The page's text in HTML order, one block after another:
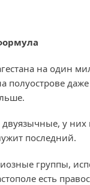
на один
полуострове
у
последний.
группы,
есть